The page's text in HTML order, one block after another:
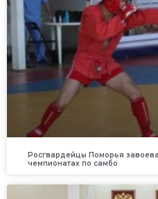
Росгвардейцы Поморья
чемпионатах по самбо